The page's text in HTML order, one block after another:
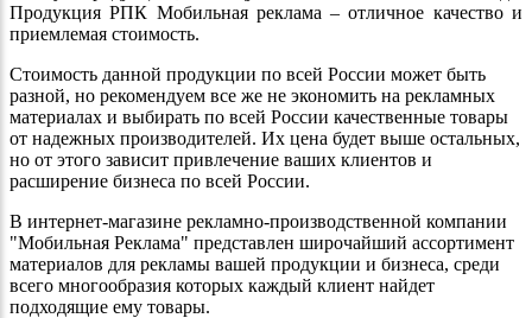
Продукция РПК Мобильная реклама – отличное качество и
приемлемая стоимость.
Стоимость данной продукции по всей России может быть
разной, но рекомендуем все же не экономить на рекламных
материалах и выбирать по всей России качественные товары
от надежных производителей. Их цена будет выше остальных,
но от этого зависит привлечение ваших клиентов и
расширение бизнеса по всей России.
В интернет-магазине рекламно-производственной компании
"Мобильная Реклама" представлен широчайший ассортимент
материалов для рекламы вашей продукции и бизнеса, среди
всего многообразия которых каждый клиент найдет
подходящие ему товары.